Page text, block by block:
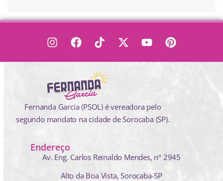
Fernanda Garcia (PSOL) é vereadora pelo
segundo mandato na cidade de Sorocaba (SP).
Endereço
Av. Eng. Carlos Reinaldo Mendes, nº 2945
Alto da Boa Vista, Sorocaba-SP